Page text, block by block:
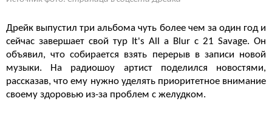
Дрейк выпустил три альбома чуть более чем за один год и
сейчас завершает свой тур It's All a Blur с 21 Savage. Он
объявил, что собирается взять перерыв в записи новой
музыки. На радиошоу артист поделился новостями,
рассказав, что ему нужно уделять приоритетное внимание
своему здоровью из-за проблем с желудком.